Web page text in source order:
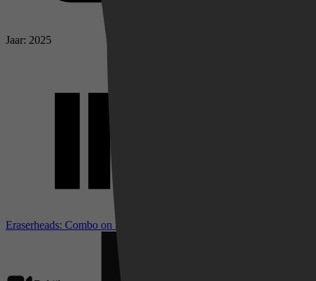
Jaar: 2025
Eraserheads: Combo on the Run bij IMDb